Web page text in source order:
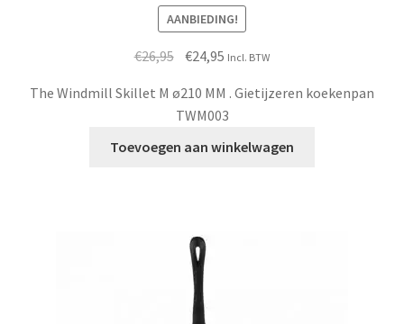
AANBIEDING!
€26,95 Oorspronkelijke
was:
€26,95.
€24,95 Huidige
is:
€24,95.
Incl. BTW
The Windmill Skillet M ø210 MM . Gietijzeren koekenpan
TWM003
Toevoegen aan winkelwagen